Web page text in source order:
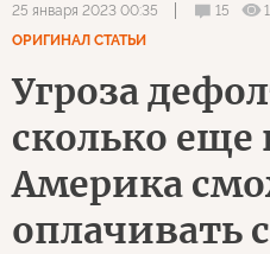
25 января 2023 00:35 15
ОРИГИНАЛ СТАТЬИ
Угроза
сколько
Америка
оплачивать